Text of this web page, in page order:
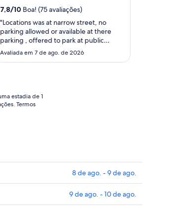
7,8/10 Boa! (75 avaliações)
"Locations was at narrow street, no
parking allowed or available at there
parking , offered to park at public
parking away from the hotel is very bad
and not safety for seniors like us easy to
Avaliada em 7 de ago. de 2026
estadia de 1
Termos
8 de ago. - 9 de ago.
9 de ago. - 10 de ago.